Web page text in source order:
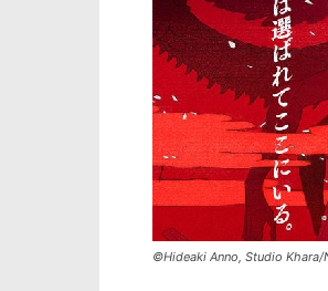
©Hideaki Anno, Studio Khara/